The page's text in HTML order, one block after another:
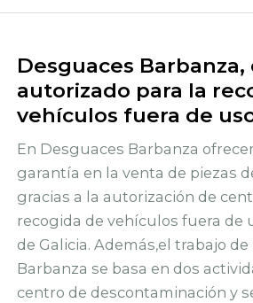
Desguaces
autorizado para la
vehículos fuera de
En Desguaces Barbanza
garantía en la venta de piezas
gracias a la autorización de
recogida de vehículos fuera de
de Galicia. Además,el trabajo
Barbanza se basa en dos
centro de descontaminación y